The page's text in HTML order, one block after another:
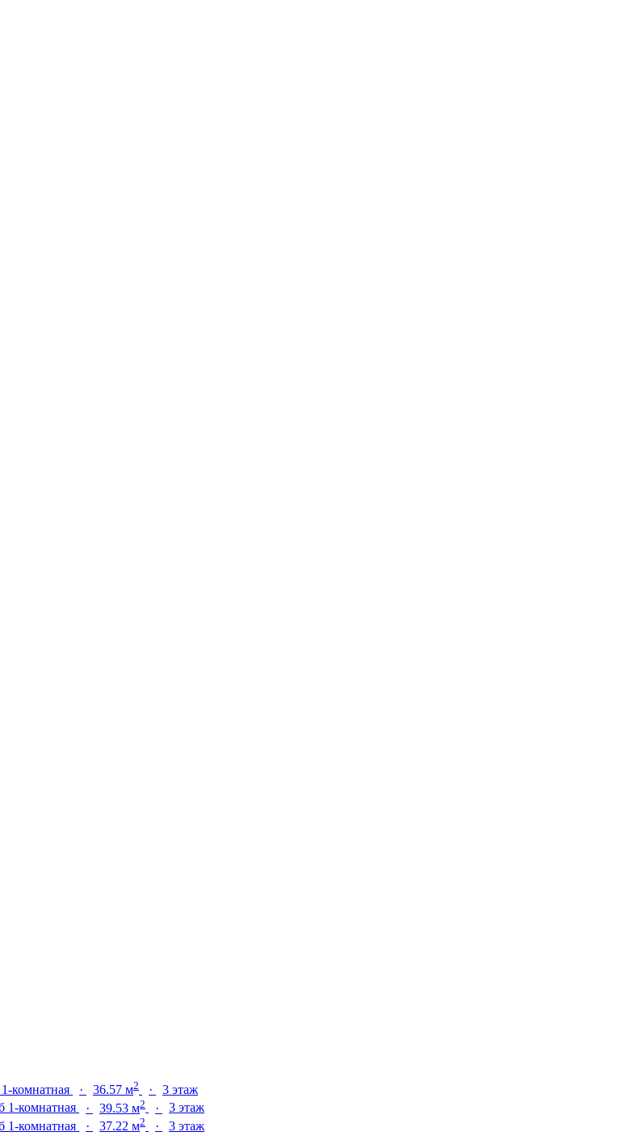
1-комнатная · 36.57 м2 ·
3 этаж
1-комнатная · 39.53 м2 ·
3 этаж
1-комнатная · 37.22 м2 ·
3 этаж